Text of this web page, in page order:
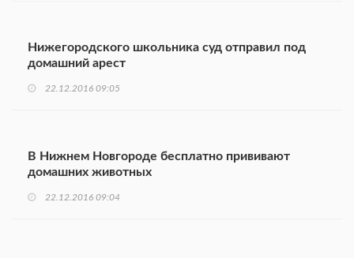
Нижегородского школьника суд отправил под
домашний арест
22.12.2016 09:05
В Нижнем Новгороде бесплатно прививают
домашних животных
22.12.2016 09:04